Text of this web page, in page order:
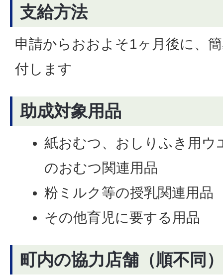
支給方法
申請からおおよそ1ヶ月後に、
付します
助成対象用品
紙おむつ、おしりふき用ウ
のおむつ関連用品
粉ミルク等の授乳関連用品
その他育児に要する用品
町内の協力店舗（順不同）